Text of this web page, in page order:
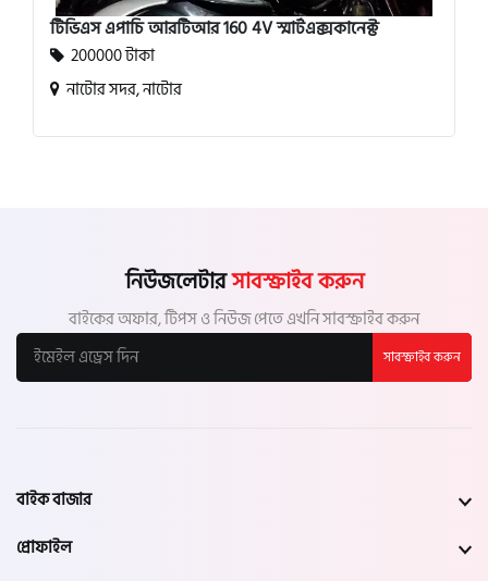
টিভিএস এপাচি আরটিআর 160 4V স্মার্টএক্সকানেক্ট
200000 টাকা
নাটোর সদর, নাটোর
নিউজলেটারসাবস্ক্রাইব করুন
বাইকের অফার, টিপস ও নিউজ পেতে এখনি সাবস্ক্রাইব করুন
সাবস্ক্রাইব করুন
বাইক বাজার
প্রোফাইল